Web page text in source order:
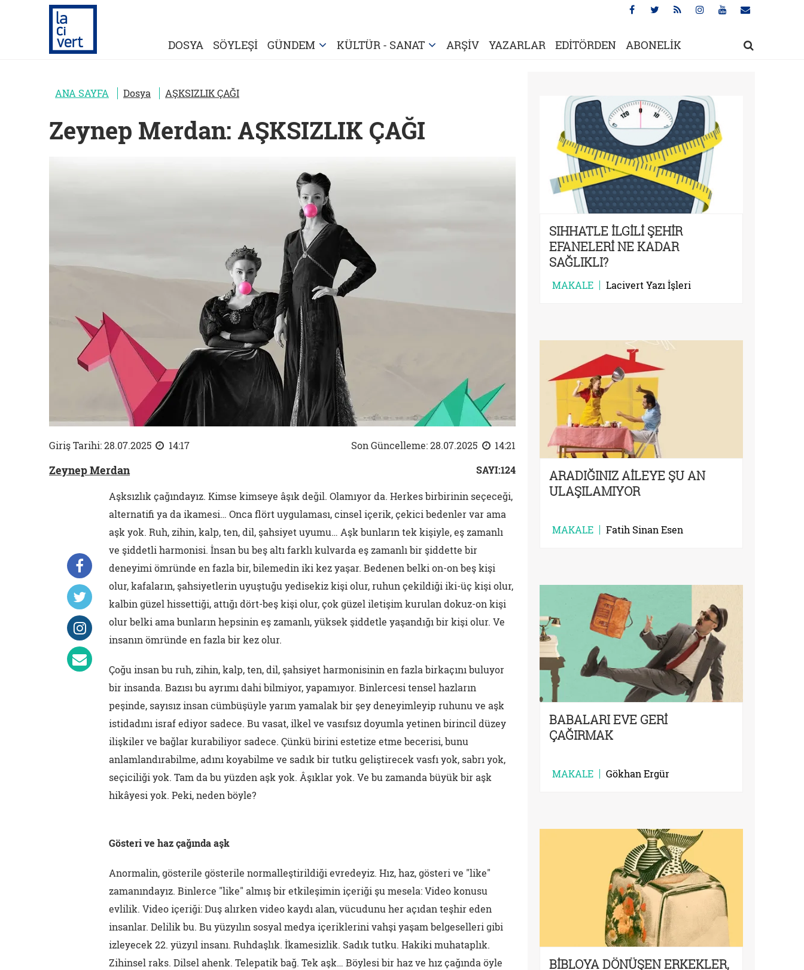
DOSYA SÖYLEŞİ GÜNDEM KÜLTÜR - SANAT ARŞİV YAZARLAR EDİTÖRDEN ABONELİK
ANA SAYFA Dosya AŞKSIZLIK ÇAĞI
Zeynep Merdan: AŞKSIZLIK ÇAĞI
Giriş Tarihi: 28.07.2025 14:17 Son Güncelleme: 28.07.2025 14:21
Zeynep Merdan SAYI:124
Aşksızlık çağındayız. Kimse kimseye âşık değil. Olamıyor da. Herkes birbirinin seçeceği,
alternatifi ya da ikamesi… Onca flört uygulaması, cinsel içerik, çekici bedenler var ama
aşk yok. Ruh, zihin, kalp, ten, dil, şahsiyet uyumu… Aşk bunların tek kişiyle, eş zamanlı
ve şiddetli harmonisi. İnsan bu beş altı farklı kulvarda eş zamanlı bir şiddette bir
deneyimi ömründe en fazla bir, bilemedin iki kez yaşar. Bedenen belki on-on beş kişi
olur, kafaların, şahsiyetlerin uyuştuğu yedisekiz kişi olur, ruhun çekildiği iki-üç kişi olur,
kalbin güzel hissettiği, attığı dört-beş kişi olur, çok güzel iletişim kurulan dokuz-on kişi
olur belki ama bunların hepsinin eş zamanlı, yüksek şiddetle yaşandığı bir kişi olur. Ve
insanın ömründe en fazla bir kez olur.
Çoğu insan bu ruh, zihin, kalp, ten, dil, şahsiyet harmonisinin en fazla birkaçını buluyor
bir insanda. Bazısı bu ayrımı dahi bilmiyor, yapamıyor. Binlercesi tensel hazların
peşinde, sayısız insan cümbüşüyle yarım yamalak bir şey deneyimleyip ruhunu ve aşk
istidadını israf ediyor sadece. Bu vasat, ilkel ve vasıfsız doyumla yetinen birincil düzey
ilişkiler ve bağlar kurabiliyor sadece. Çünkü birini estetize etme becerisi, bunu
anlamlandırabilme, adını koyabilme ve sadık bir tutku geliştirecek vasfı yok, sabrı yok,
seçiciliği yok. Tam da bu yüzden aşk yok. Âşıklar yok. Ve bu zamanda büyük bir aşk
hikâyesi yok. Peki, neden böyle?
Gösteri ve haz çağında aşk
Anormalin, gösterile gösterile normalleştirildiği evredeyiz. Hız, haz, gösteri ve "like"
zamanındayız. Binlerce "like" almış bir etkileşimin içeriği şu mesela: Video konusu
evlilik. Video içeriği: Duş alırken video kaydı alan, vücudunu her açıdan teşhir eden
insanlar. Delilik bu. Bu yüzyılın sosyal medya içeriklerini vahşi yaşam belgeselleri gibi
izleyecek 22. yüzyıl insanı. Ruhdaşlık. İkamesizlik. Sadık tutku. Hakiki muhataplık.
Zihinsel raks. Dilsel ahenk. Telepatik bağ. Tek aşk… Böylesi bir haz ve hız çağında öyle
SIHHATLE İLGİLİ ŞEHİR
EFANELERİ NE KADAR
SAĞLIKLI?
MAKALE Lacivert Yazı İşleri
ARADIĞINIZ AİLEYE ŞU AN
ULAŞILAMIYOR
MAKALE Fatih Sinan Esen
BABALARI EVE GERİ
ÇAĞIRMAK
MAKALE Gökhan Ergür
BİBLOYA DÖNÜŞEN ERKEKLER,